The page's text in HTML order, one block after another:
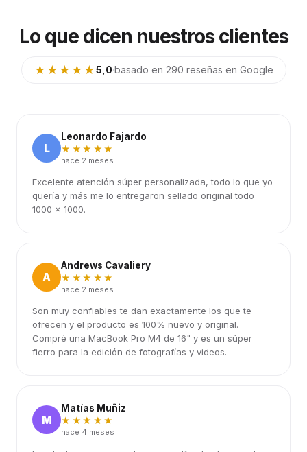
Lo que dicen nuestros clientes
★★★★★5,0·basado en 290 reseñas en Google
L
Leonardo Fajardo
★★★★★
hace 2 meses
Excelente atención súper personalizada, todo lo que yo
quería y más me lo entregaron sellado original todo
1000 x 1000.
A
Andrews Cavaliery
★★★★★
hace 2 meses
Son muy confiables te dan exactamente los que te
ofrecen y el producto es 100% nuevo y original.
Compré una MacBook Pro M4 de 16" y es un súper
fierro para la edición de fotografías y videos.
M
Matías Muñiz
★★★★★
hace 4 meses